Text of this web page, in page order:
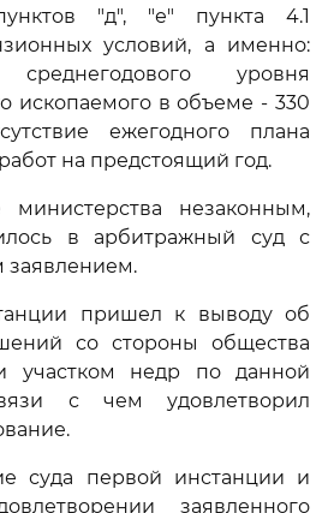
"д", "е" пункта 4.1
условий, а именно:
среднегодового уровня
ископаемого в объеме - 330
ежегодного плана
на предстоящий год.
незаконным,
в арбитражный суд с
заявлением.
пришел к выводу об
со стороны общества
участком недр по данной
с чем удовлетворил
суда первой инстанции и
заявленного